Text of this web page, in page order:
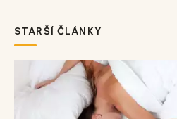
STARŠÍ ČLÁNKY